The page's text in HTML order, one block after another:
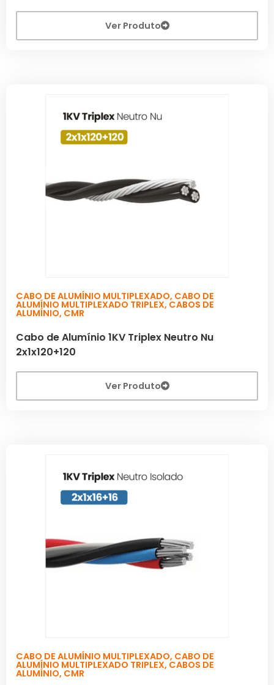
Ver Produto
CABO DE ALUMÍNIO MULTIPLEXADO, CABO DE
ALUMÍNIO MULTIPLEXADO TRIPLEX, CABOS DE
ALUMÍNIO, CMR
Cabo de Alumínio 1KV Triplex Neutro Nu
2x1x120+120
Ver Produto
CABO DE ALUMÍNIO MULTIPLEXADO, CABO DE
ALUMÍNIO MULTIPLEXADO TRIPLEX, CABOS DE
ALUMÍNIO, CMR